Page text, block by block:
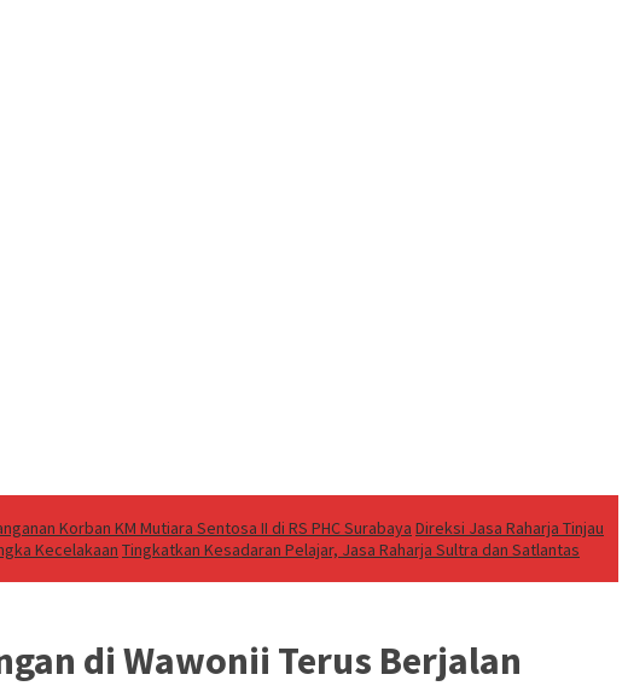
Korban KM Mutiara Sentosa II di RS PHC Surabaya Direksi Jasa Raharja Tinjau
Kecelakaan Tingkatkan Kesadaran Pelajar, Jasa Raharja Sultra dan Satlantas
di Wawonii Terus Berjalan